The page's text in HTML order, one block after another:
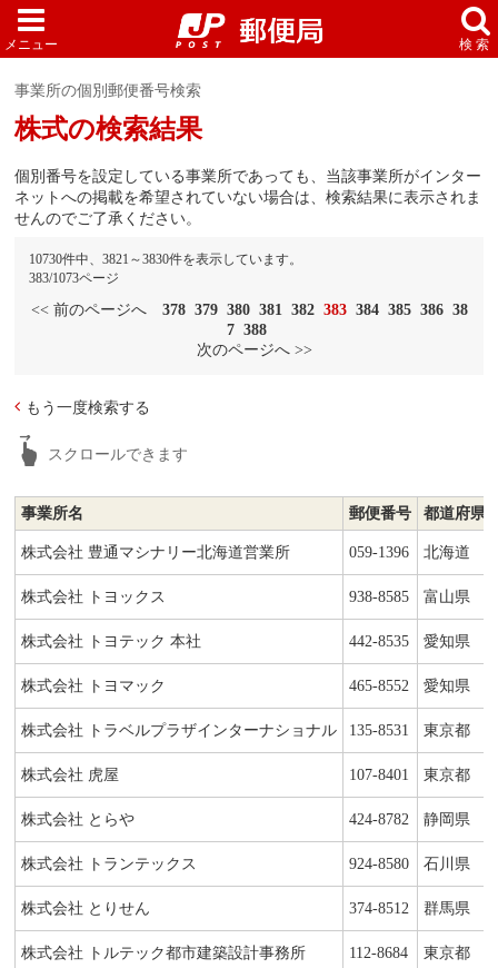
事業所の個別郵便番号検索
株式の検索結果
個別番号を設定している事業所であっても、当該事業所がインター
ネットへの掲載を希望されていない場合は、検索結果に表示されま
せんのでご了承ください。
10730件中、3821～3830件を表示しています。
383/1073ページ
<< 前のページへ 378 379 380 381 382 383 384 385 386 38
7 388
次のページへ >>
もう一度検索する
事業所名 郵便番号 都道府県
株式会社 豊通マシナリー北海道営業所 059-1396 北海道
株式会社 トヨックス 938-8585 富山県
株式会社 トヨテック 本社 442-8535 愛知県
株式会社 トヨマック 465-8552 愛知県
株式会社 トラベルプラザインターナショナル 135-8531 東京都
株式会社 虎屋 107-8401 東京都
株式会社 とらや 424-8782 静岡県
株式会社 トランテックス 924-8580 石川県
株式会社 とりせん 374-8512 群馬県
株式会社 トルテック都市建築設計事務所 112-8684 東京都